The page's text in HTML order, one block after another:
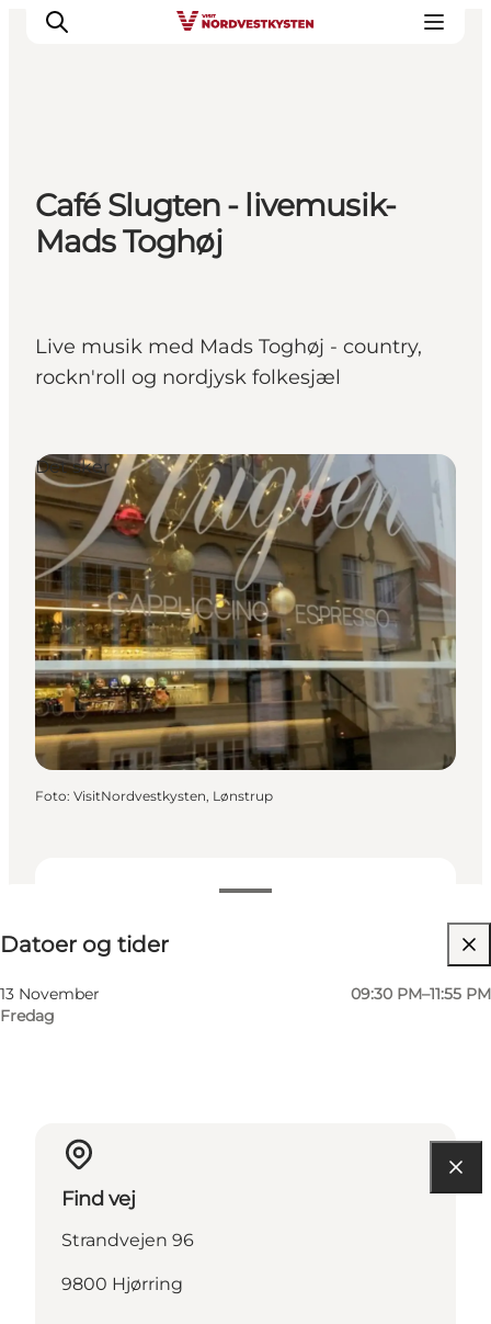
Feriesteder
Inspiration
Handicapvenlig ferie
Planlæg din ferie
Café Slugten - livemusik-
Mads Toghøj
Live musik med Mads Toghøj - country,
rockn'roll og nordjysk folkesjæl
Datoer og tider
13 November
Fredag
09:30 PM–11:55 PM
Besøg hjemmeside
Det sker
Foto: VisitNordvestkysten, Lønstrup
Find vej
Strandvejen 96
9800 Hjørring